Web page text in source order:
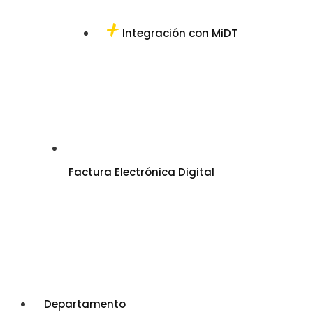
Integración con MiDT
Factura Electrónica Digital
Departamento